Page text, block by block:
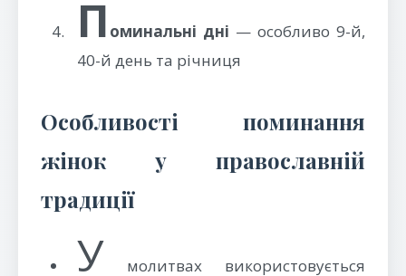
П оминальні дні — особливо 9-й,
40-й день та річниця
Особливості поминання
жінок у православній
традиції
У молитвах використовується